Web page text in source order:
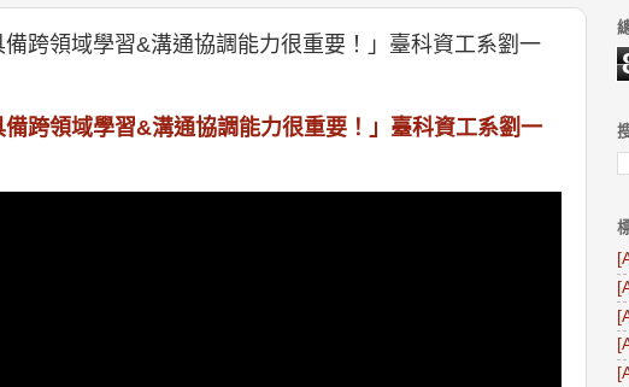
備跨領域學習&溝通協調能力很重要！」臺科資工系劉一
備跨領域學習&溝通協調能力很重要！」臺科資工系劉一